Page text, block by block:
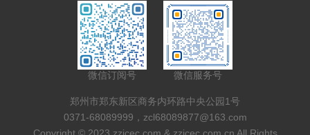
微信订阅号 微信服务号
郑州市郑东新区商务内环路中央公园1号
0371-68089999，zcl68089877@163.com
Copyright © 2023 zzicec.com & zzicec.com.cn All Rights